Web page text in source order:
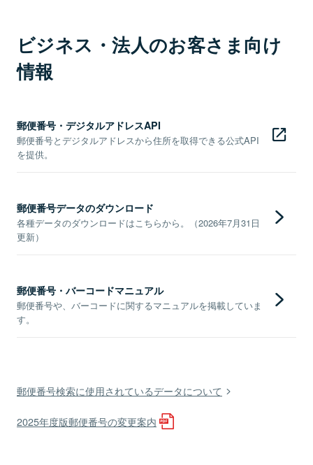
ビジネス・法人のお客さま向け
情報
郵便番号・デジタルアドレスAPI
郵便番号とデジタルアドレスから住所を取得できる公式API
を提供。
郵便番号データのダウンロード
各種データのダウンロードはこちらから。（2026年7月31日
更新）
郵便番号・バーコードマニュアル
郵便番号や、バーコードに関するマニュアルを掲載していま
す。
郵便番号検索に使用されているデータについて
2025年度版郵便番号の変更案内